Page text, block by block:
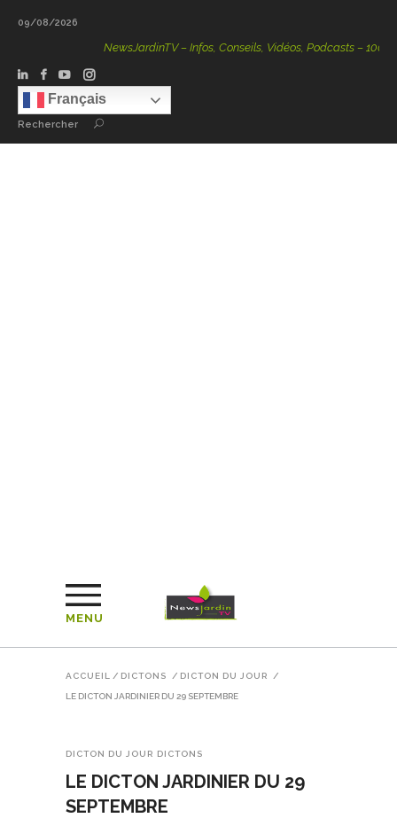
09/08/2026
NewsJardinTV – Infos, Conseils, Vidéos, Podcasts – 100 %
Français
Rechercher
MENU
ACCUEIL / DICTONS / DICTON DU JOUR /
LE DICTON JARDINIER DU 29 SEPTEMBRE
DICTON DU JOUR DICTONS
LE DICTON JARDINIER DU 29
SEPTEMBRE